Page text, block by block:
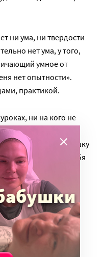
ни ума, ни твердости
нет ума, у того,
умное от
нет опытности».
практикой.
ни на кого не
а может быть
по пословице: кошку
да умудрит тебя
напоминаю:
девушек,
а с
лицами,
пр. пр. Кому не
где ей нравится.